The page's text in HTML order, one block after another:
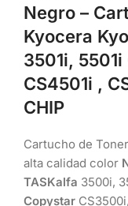
Negro –
Kyocera
3501i,
CS4501i ,
CHIP
Cartucho de
alta calidad color
TASKalfa 3500i,
Copystar